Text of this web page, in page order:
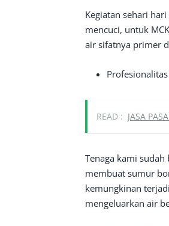
Kegiatan sehari
mencuci, untuk
air sifatnya primer
READ : JASA
Tenaga kami
membuat sumur
kemungkinan
mengeluarkan air